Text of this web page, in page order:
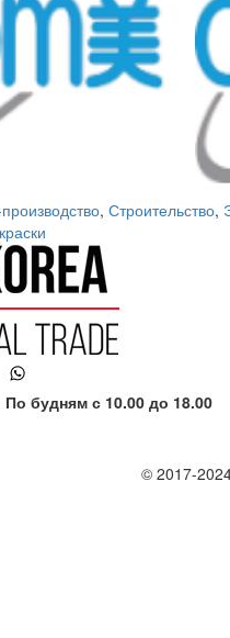
, Строительство,
будням с 10.00 до 18.00
© 2017-